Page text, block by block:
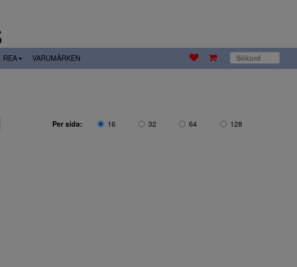
REA VARUMÄRKEN
Per sida: 16 32 64 128